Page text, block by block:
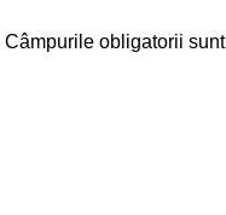
Câmpurile obligatorii sunt